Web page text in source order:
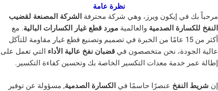
إيكون ويرز، وهي شركة محترفةالشركة المصنعة لقضيب
الصدميةوالعالميةمورد قطع غيار الكسارات البالية. مع
من 15 عامًا من الخبرة في تصميم وتصنيع قطع غيار مقاومة للتآكل
نحن متخصصون فيقضبان نفخ عالية الأداءالتي تعمل على
معدات التكسير الخاصة بك وتحسين كفاءة التكسير.
عنصرًا حاسمًا فيالكسارة الصدمية, مسؤولة عن توفير